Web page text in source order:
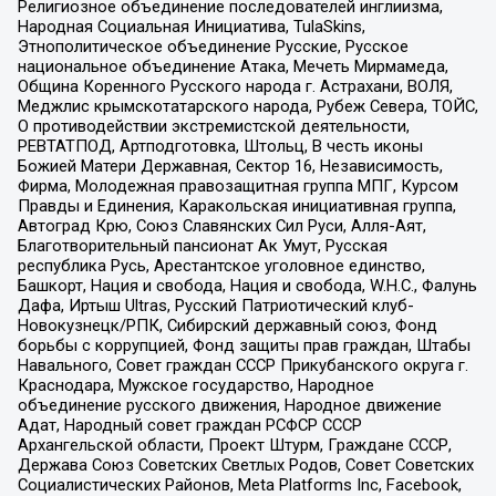
Религиозное объединение последователей инглиизма,
Народная Социальная Инициатива, TulaSkins,
Этнополитическое объединение Русские, Русское
национальное объединение Атака, Мечеть Мирмамеда,
Община Коренного Русского народа г. Астрахани, ВОЛЯ,
Меджлис крымскотатарского народа, Рубеж Севера, ТОЙС,
О противодействии экстремистской деятельности,
РЕВТАТПОД, Артподготовка, Штольц, В честь иконы
Божией Матери Державная, Сектор 16, Независимость,
Фирма, Молодежная правозащитная группа МПГ, Курсом
Правды и Единения, Каракольская инициативная группа,
Автоград Крю, Союз Славянских Сил Руси, Алля-Аят,
Благотворительный пансионат Ак Умут, Русская
республика Русь, Арестантское уголовное единство,
Башкорт, Нация и свобода, Нация и свобода, W.H.С., Фалунь
Дафа, Иртыш Ultras, Русский Патриотический клуб-
Новокузнецк/РПК, Сибирский державный союз, Фонд
борьбы с коррупцией, Фонд защиты прав граждан, Штабы
Навального, Совет граждан СССР Прикубанского округа г.
Краснодара, Мужское государство, Народное
объединение русского движения, Народное движение
Адат, Народный совет граждан РСФСР СССР
Архангельской области, Проект Штурм, Граждане СССР,
Держава Союз Советских Светлых Родов, Совет Советских
Социалистических Районов, Meta Platforms Inc, Facebook,